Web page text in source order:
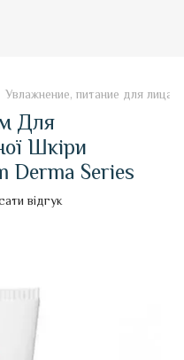
Увлажнение, питание для лица
Для
Шкіри
Derma Series
відгук